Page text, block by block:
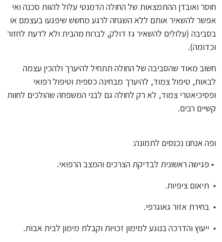
חוסר ואובדן ההתמצאות של החולה הדמנטי עלול להוות סכנה ואי
אפשר להשאיר אותם ללא השגחה לרגע מחשש שיפגעו בעצמם או
בסביבה (עלולים להשאיר גז דולק, לברוח מהבית ולא לדעת לחזור
וכדומה).
חשוב מאוד שהסביבה של החולה תתחיל להיערך ולהכין עצמה
לבאות, טיפול צמוד, להיערך מבחינה כספית וטיפול רפואי
ופסיכיאטרי צמוד, לא רק לחולה גם לבני המשפחה שהולכים לחוות
קשיים רבים.
ופה אנחנו נכנסים לתמונה:
• פגישה ראשונית לבדיקת הצרכים והמצב הרפואי.
• תיאום ציפיות.
• בחירת אזור גאוגרפי.
• ייעוץ והדרכה בנוגע למימון זכויות וקבלת מימון לבית אבות.